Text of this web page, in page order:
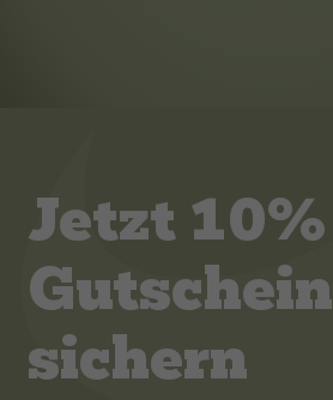
Jetzt 10%
Gutschein
sichern